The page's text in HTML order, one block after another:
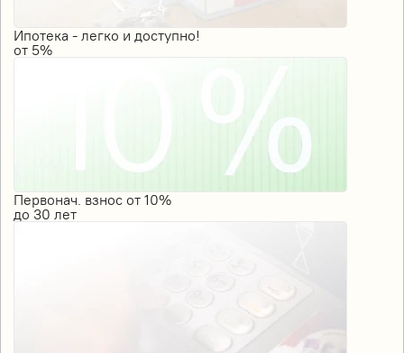
Ипотека - легко и доступно!
от 5%
Первонач. взнос от 10%
до30 лет